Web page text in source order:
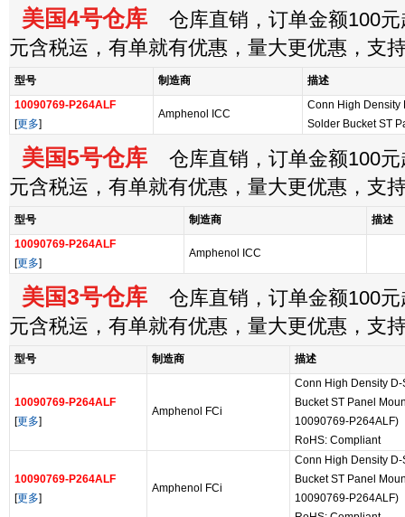
美国4号仓库 仓库直销，订单金额100元
元含税运，有单就有优惠，量大更优惠，支
型号 制造商
描述
10090769-P264ALF
[更多]
Amphenol ICC
Conn High Density
Solder Bucket ST
美国5号仓库 仓库直销，订单金额100元
元含税运，有单就有优惠，量大更优惠，支
型号 制造商
描述
10090769-P264ALF
[更多]
Amphenol ICC
美国3号仓库 仓库直销，订单金额100元
元含税运，有单就有优惠，量大更优惠，支
型号 制造商 描述
10090769-P264ALF
[更多]
Amphenol FCi
Conn High Density
Bucket ST Panel
10090769-P264ALF)
RoHS: Compliant
10090769-P264ALF
[更多]
Amphenol FCi
Conn High Density
Bucket ST Panel
10090769-P264ALF)